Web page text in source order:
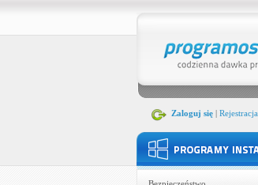
Zaloguj się| Rejestracja